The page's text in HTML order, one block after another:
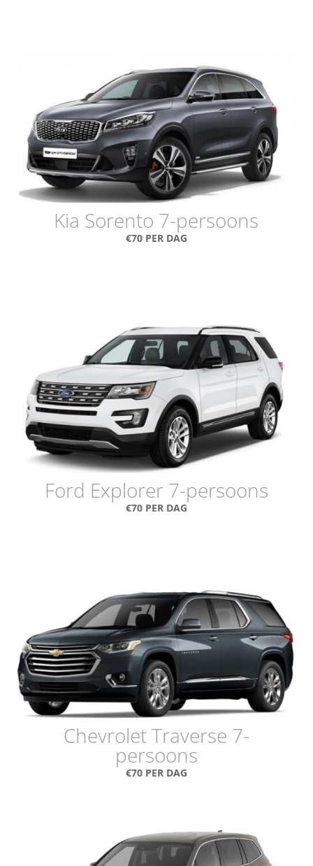
Kia Sorento 7-persoons
€70 PER DAG
Ford Explorer 7-persoons
€70 PER DAG
Chevrolet Traverse 7-
persoons
€70 PER DAG